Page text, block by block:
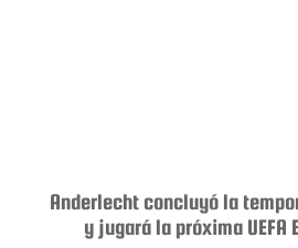
Anderlecht concluyó la
y jugará la próxima UEFA